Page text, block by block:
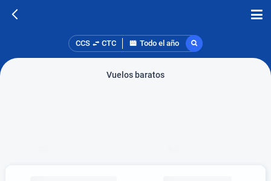
CCS CTC Todo el año
Vuelos baratos